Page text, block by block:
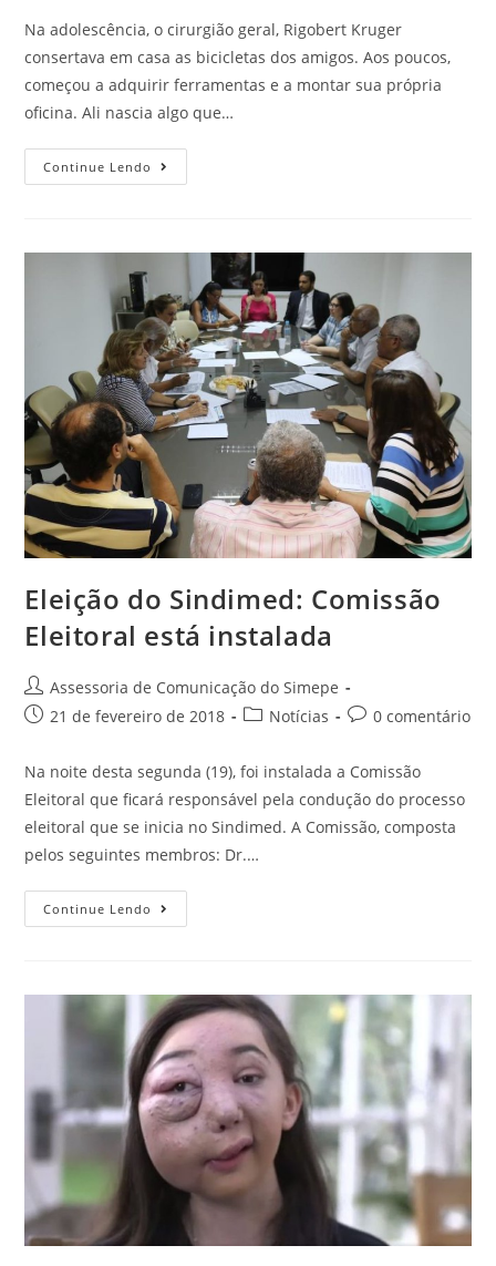
Na adolescência, o cirurgião geral, Rigobert Kruger
consertava em casa as bicicletas dos amigos. Aos poucos,
começou a adquirir ferramentas e a montar sua própria
oficina. Ali nascia algo que…
Continue Lendo
Eleição do Sindimed: Comissão
Eleitoral está instalada
Assessoria de Comunicação do Simepe
21 de fevereiro de 2018
Notícias 0 comentário
Na noite desta segunda (19), foi instalada a Comissão
Eleitoral que ficará responsável pela condução do processo
eleitoral que se inicia no Sindimed. A Comissão, composta
pelos seguintes membros: Dr.…
Continue Lendo